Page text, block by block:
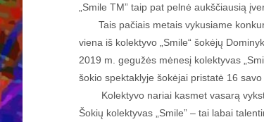
„Smile TM” taip pat pelnė aukščiausią
Tais pačiais metais vykusiame
viena iš kolektyvo „Smile“ šokėjų
2019 m. gegužės mėnesį kolektyvas
šokio spektaklyje šokėjai pristatė 16
Kolektyvo nariai kasmet vasarą
Šokių kolektyvas „Smile” – tai labai